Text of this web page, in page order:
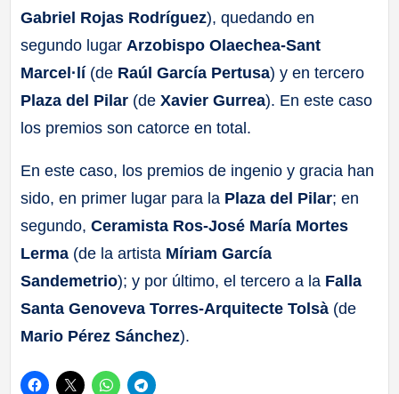
Gabriel Rojas Rodríguez), quedando en
segundo lugar Arzobispo Olaechea-Sant
Marcel·lí(de Raúl García Pertusa) y en tercero
Plaza del Pilar (deXavier Gurrea). En este caso
los premios son catorce en total.
En este caso, los premios de ingenio y gracia han
sido, en primer lugar para la Plaza del Pilar; en
segundo,Ceramista Ros-José María Mortes
Lerma (de la artista Míriam García
Sandemetrio); y por último, el tercero a la Falla
Santa Genoveva Torres-Arquitecte Tolsà (de
Mario Pérez Sánchez).